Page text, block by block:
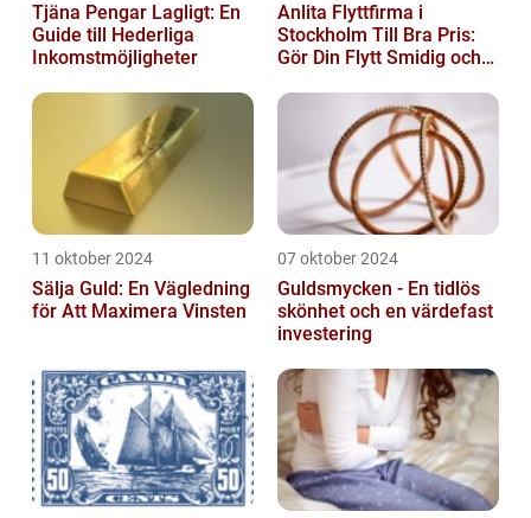
Tjäna Pengar Lagligt: En
Guide till Hederliga
Inkomstmöjligheter
Anlita Flyttfirma i
Stockholm Till Bra Pris:
Gör Din Flytt Smidig och
11 oktober 2024
Sälja Guld: En Vägledning
för Att Maximera Vinsten
07 oktober 2024
Guldsmycken - En tidlös
skönhet och en värdefast
investering